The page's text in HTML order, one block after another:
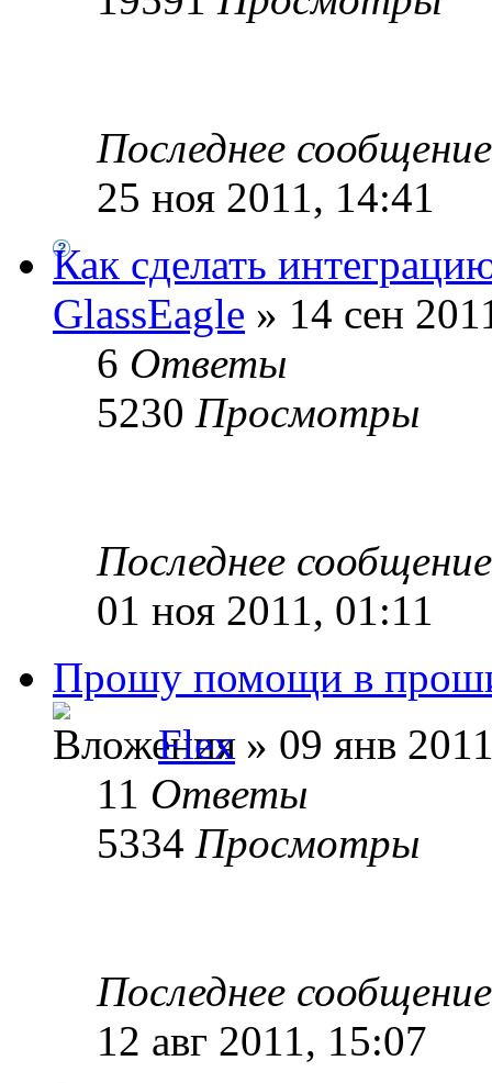
Последнее
25 ноя 2011, 14:41
Как сделать
GlassEagle » 14 сен
6 Ответы
5230 Просмотры
Последнее
01 ноя 2011, 01:11
Прошу помощи в
Flex» 09 янв
11 Ответы
5334 Просмотры
Последнее
12 авг 2011, 15:07